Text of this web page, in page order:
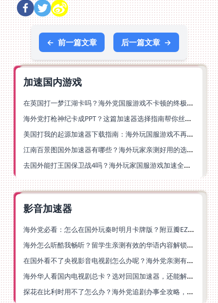
← 前一篇文章 后一篇文章 →
加速国内游戏
在英国打一梦江湖卡吗？海外党国服游戏不卡顿的终极解法
海外党打枪神纪卡成PPT？这篇加速器选择指南帮你丝滑上分
美国打我的起源加速器下载指南：海外玩国服游戏不再卡的终极方案
江南百景图国外加速器有哪些？海外玩家亲测好用的选择与避坑指南
去国外能打王国保卫战4吗？海外玩家国服游戏加速全攻略（附公主连结幻想江湖实测）
影音加速器
海外党必看：怎么在国外玩秦时明月卡牌版？附豆瓣EZCast地区限制破解法
海外怎么听酷我畅听？留学生亲测有效的华语内容解锁指南
在国外看不了央视影音电视剧怎么办呢？海外党亲测有效的回国加速方案
海外华人看国内电视剧总卡？选对回国加速器，还能解决菲律宾打不开反诈中心的问题
探花在比利时用不了怎么办？海外党追剧办事全攻略，选对加速器就够了